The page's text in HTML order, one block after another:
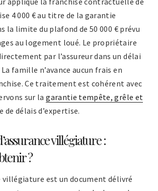
4 000 € au titre de la garantie
la limite du plafond de 50 000 € prévu
au logement loué. Le propriétaire
par l’assureur dans un délai
famille n’avance aucun frais en
Ce traitement est cohérent avec
sur lagarantie tempête, grêle et
de délais d’expertise.
villégiature :
?
villégiature est un document délivré